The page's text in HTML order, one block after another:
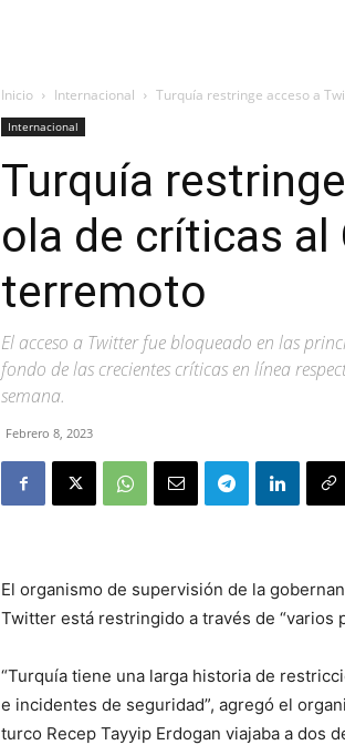
Inicio Internacional Turquía restringe acceso a
Internacional
Turquía
ola de críticas al
terremoto
El acceso a Twitter fue bloqueado en las
fondo de las crecientes críticas en línea
semana.
Febrero 8, 2023
El organismo de supervisión de la
Twitter está restringido a través de “varios
“Turquía tiene una larga historia de
e incidentes de seguridad”, agregó el
turco Recep Tayyip Erdogan viajaba a dos